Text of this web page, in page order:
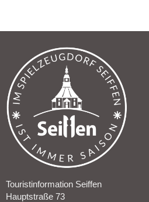
Touristinformation Seiffen
Hauptstraße 73